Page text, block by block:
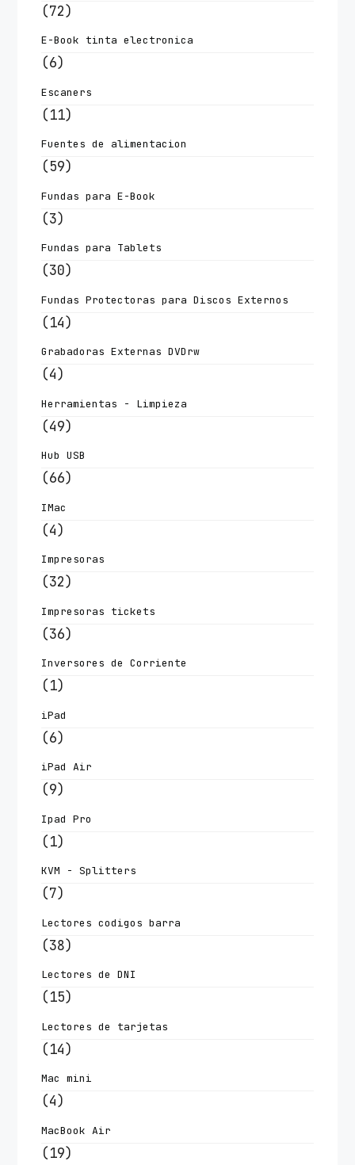
(72)
E-Book tinta electronica
(6)
Escaners
(11)
Fuentes de alimentacion
(59)
Fundas para E-Book
(3)
Fundas para Tablets
(30)
Fundas Protectoras para Discos Externos
(14)
Grabadoras Externas DVDrw
(4)
Herramientas - Limpieza
(49)
Hub USB
(66)
IMac
(4)
Impresoras
(32)
Impresoras tickets
(36)
Inversores de Corriente
(1)
iPad
(6)
iPad Air
(9)
Ipad Pro
(1)
KVM - Splitters
(7)
Lectores codigos barra
(38)
Lectores de DNI
(15)
Lectores de tarjetas
(14)
Mac mini
(4)
MacBook Air
(19)